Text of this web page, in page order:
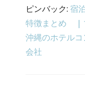
ピンバック: 宿
特徴まとめ |
沖縄のホテル
会社